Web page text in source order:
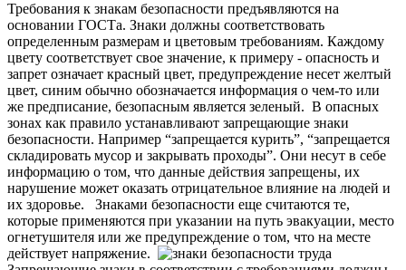
Требования к знакам безопасности предъявляются на
основании ГОСТа. Знаки должны соответствовать
определенным размерам и цветовым требованиям. Каждому
цвету соответствует свое значение, к примеру - опасность и
запрет означает красный цвет, предупреждение несет желтый
цвет, синим обычно обозначается информация о чем-то или
же предписание, безопасным является зеленый. В опасных
зонах как правило устанавливают запрещающие знаки
безопасности. Например “запрещается курить”, “запрещается
складировать мусор и закрывать проходы”. Они несут в себе
информацию о том, что данные действия запрещены, их
нарушение может оказать отрицательное влияние на людей и
их здоровье.
Знаками безопасности еще считаются те,
которые применяются при указании на путь эвакуации, место
огнетушителя или же предупреждение о том, что на месте
действует напряжение.